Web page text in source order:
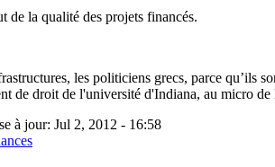
de la qualité des projets financés.
les politiciens grecs, parce qu’ils
de droit de l'université d'Indiana, au micro
à jour: Jul 2, 2012 - 16:58